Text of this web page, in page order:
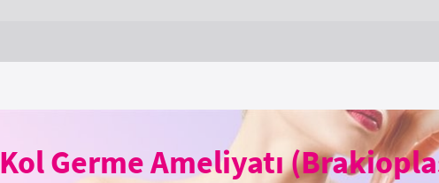
Kol Germe Ameliyatı